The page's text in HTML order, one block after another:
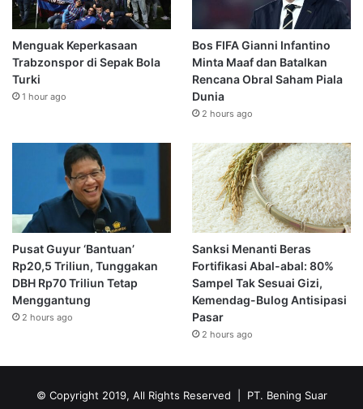
Menguak Keperkasaan
Trabzonspor di Sepak Bola
Turki
1 hour ago
Bos FIFA Gianni Infantino
Minta Maaf dan Batalkan
Rencana Obral Saham Piala
Dunia
2 hours ago
Pusat Guyur ‘Bantuan’
Rp20,5 Triliun, Tunggakan
DBH Rp70 Triliun Tetap
Menggantung
2 hours ago
Sanksi Menanti Beras
Fortifikasi Abal-abal: 80%
Sampel Tak Sesuai Gizi,
Kemendag-Bulog Antisipasi
Pasar
2 hours ago
© Copyright 2019, All Rights Reserved | PT. Bening Suar